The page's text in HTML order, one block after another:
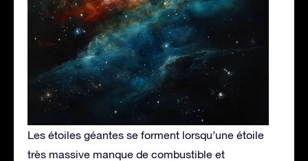
Les étoiles géantes se forment lorsqu’une étoile
très massive manque de combustible et